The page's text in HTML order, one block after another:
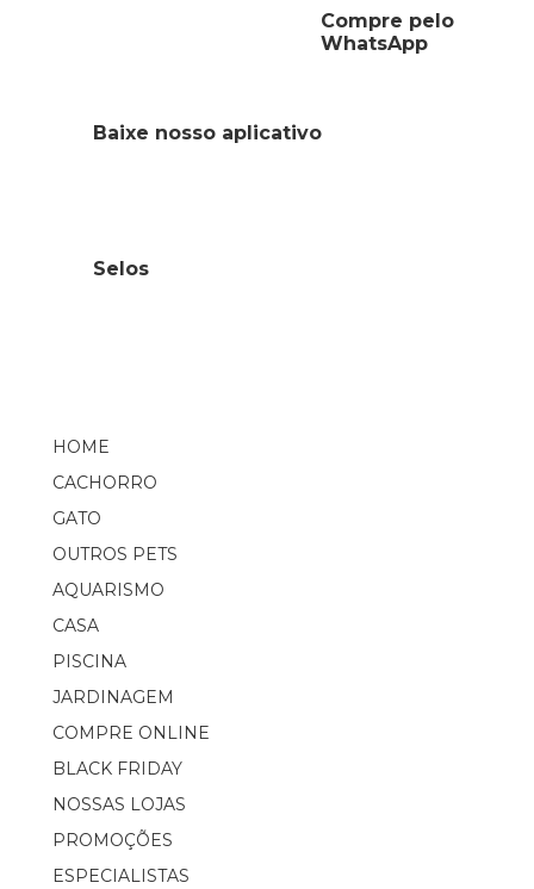
Compre pelo
WhatsApp
HOME
CACHORRO
GATO
OUTROS PETS
AQUARISMO
CASA
PISCINA
JARDINAGEM
COMPRE ONLINE
BLACK FRIDAY
NOSSAS LOJAS
PROMOÇÕES
ESPECIALISTAS
Baixe nosso aplicativo
Selos